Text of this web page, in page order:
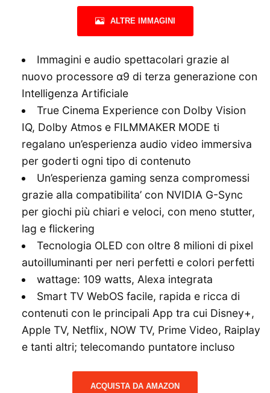
ALTRE IMMAGINI
Immagini e audio spettacolari grazie al
nuovo processore α9 di terza generazione con
Intelligenza Artificiale
True Cinema Experience con Dolby Vision
IQ, Dolby Atmos e FILMMAKER MODE ti
regalano un’esperienza audio video immersiva
per goderti ogni tipo di contenuto
Un’esperienza gaming senza compromessi
grazie alla compatibilita’ con NVIDIA G-Sync
per giochi più chiari e veloci, con meno stutter,
lag e flickering
Tecnologia OLED con oltre 8 milioni di pixel
autoilluminanti per neri perfetti e colori perfetti
wattage: 109 watts, Alexa integrata
Smart TV WebOS facile, rapida e ricca di
contenuti con le principali App tra cui Disney+,
Apple TV, Netflix, NOW TV, Prime Video, Raiplay
e tanti altri; telecomando puntatore incluso
ACQUISTA DA AMAZON